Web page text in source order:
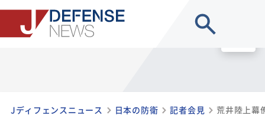
Jディフェンスニュース 日本の防衛 記者会見